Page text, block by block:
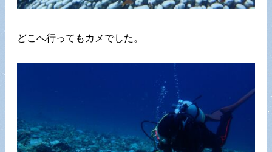
どこへ行ってもカメでした。